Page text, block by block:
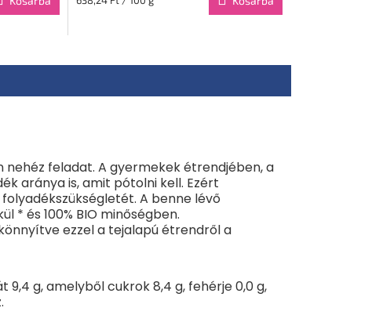
feladat. A gyermekek étrendjében, a
aránya is, amit pótolni kell. Ezért
A benne lévő
* és 100% BIO minőségben.
ezzel a tejalapú étrendről a
g, amelyből cukrok 8,4 g, fehérje 0,0 g,